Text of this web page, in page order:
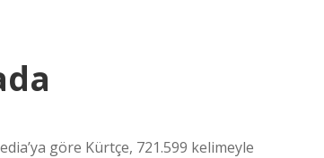
göre Kürtçe, 721.599 kelimeyle